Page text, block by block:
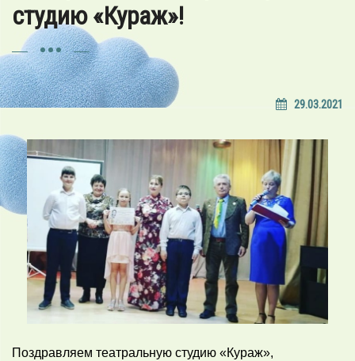
студию «Кураж»!
29.03.2021
Поздравляем театральную студию «Кураж»,